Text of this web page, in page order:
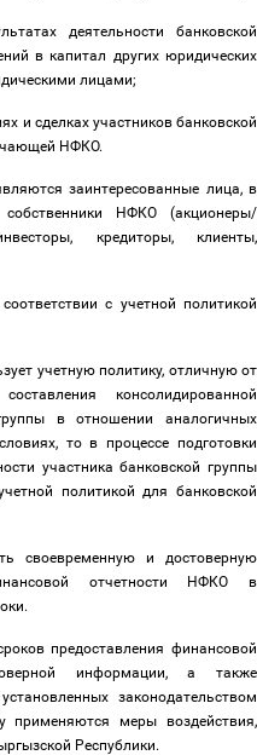
деятельности банковской
в капитал других юридических
лицами;
и сделках участников банковской
НФКО.
заинтересованные лица, в
НФКО (акционеры/
кредиторы, клиенты,
с учетной политикой
учетную политику, отличную от
консолидированной
в отношении аналогичных
то в процессе подготовки
участника банковской группы
политикой для банковской
своевременную и достоверную
отчетности НФКО в
предоставления финансовой
информации, а также
законодательством
применяются меры воздействия,
Республики.